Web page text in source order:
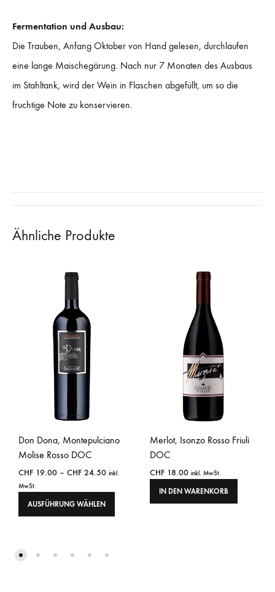
Fermentation und Ausbau:
Die Trauben, Anfang Oktober von Hand gelesen, durchlaufen
eine lange Maischegärung. Nach nur 7 Monaten des Ausbaus
im Stahltank, wird der Wein in Flaschen abgefüllt, um so die
fruchtige Note zu konservieren.
Ähnliche Produkte
Don Dona, Montepulciano
Molise Rosso DOC
CHF 19.00 – CHF 24.50 inkl.
MwSt.
AUSFÜHRUNG WÄHLEN
Merlot, Isonzo Rosso Friuli
DOC
CHF 18.00 inkl. MwSt.
IN DEN WARENKORB